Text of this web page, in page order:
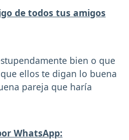
de todos tus amigos
bien o que
ellos te digan lo buena
pareja que haría
WhatsApp: